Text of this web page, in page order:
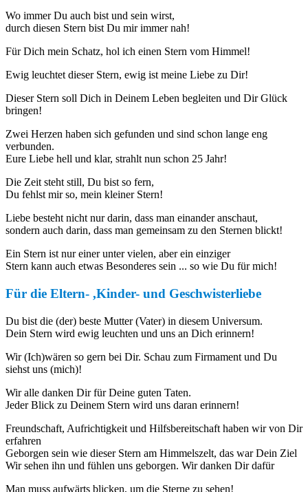
Wo immer Du auch bist und sein wirst,
durch diesen Stern bist Du mir immer nah!
Für Dich mein Schatz, hol ich einen Stern vom Himmel!
Ewig leuchtet dieser Stern, ewig ist meine Liebe zu Dir!
Dieser Stern soll Dich in Deinem Leben begleiten und Dir Glück
bringen!
Zwei Herzen haben sich gefunden und sind schon lange eng
verbunden.
Eure Liebe hell und klar, strahlt nun schon 25 Jahr!
Die Zeit steht still, Du bist so fern,
Du fehlst mir so, mein kleiner Stern!
Liebe besteht nicht nur darin, dass man einander anschaut,
sondern auch darin, dass man gemeinsam zu den Sternen blickt!
Ein Stern ist nur einer unter vielen, aber ein einziger
Stern kann auch etwas Besonderes sein ... so wie Du für mich!
Für die Eltern- ,Kinder- und Geschwisterliebe
Du bist die (der) beste Mutter (Vater) in diesem Universum.
Dein Stern wird ewig leuchten und uns an Dich erinnern!
Wir (Ich)wären so gern bei Dir. Schau zum Firmament und Du
siehst uns (mich)!
Wir alle danken Dir für Deine guten Taten.
Jeder Blick zu Deinem Stern wird uns daran erinnern!
Freundschaft, Aufrichtigkeit und Hilfsbereitschaft haben wir von Dir
erfahren
Geborgen sein wie dieser Stern am Himmelszelt, das war Dein Ziel
Wir sehen ihn und fühlen uns geborgen. Wir danken Dir dafür
Man muss aufwärts blicken, um die Sterne zu sehen!